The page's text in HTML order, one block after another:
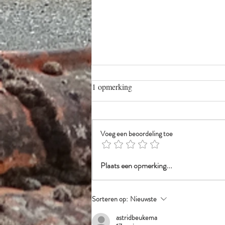
Weet je?
1 opmerking
Voeg een beoordeling toe
Plaats een opmerking...
Sorteren op: Nieuwste
astridbeukema